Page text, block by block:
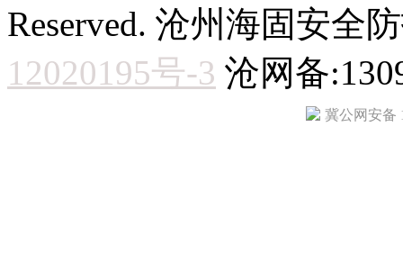
Reserved. 沧州海固安全
12020195号-3 沧网备
冀公网安备